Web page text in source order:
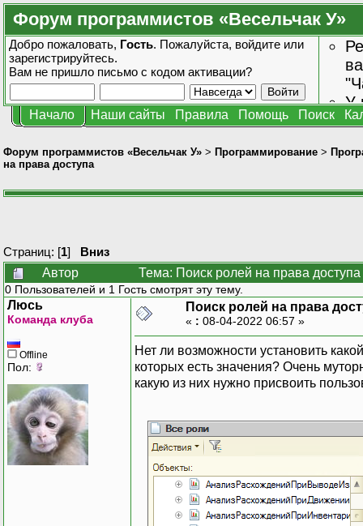
Форум программистов «Весельчак У»
Добро пожаловать, Гость. Пожалуйста, войдите или
зарегистрируйтесь.
Вам не пришло письмо с кодом активации?
У
Начало Наши сайты Правила Помощь Поиск
Форум программистов «Весельчак У» > Программирование >
на права доступа
Страниц: [1] Вниз
Автор
Тема: Поиск ролей на права
0 Пользователей и 1 Гость смотрят эту тему.
Люсь
Команда клуба
Offline
Пол:
Поиск ролей на права
« : 08-04-2022 06:57 »
Нет ли возможности установить
которых есть значения? Очень
какую из них нужно присвоить